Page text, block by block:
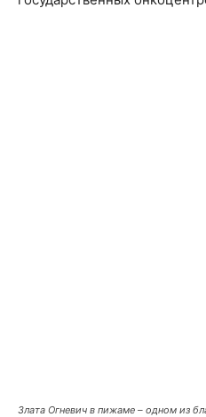
Злата Огневич в пижаме – одном из